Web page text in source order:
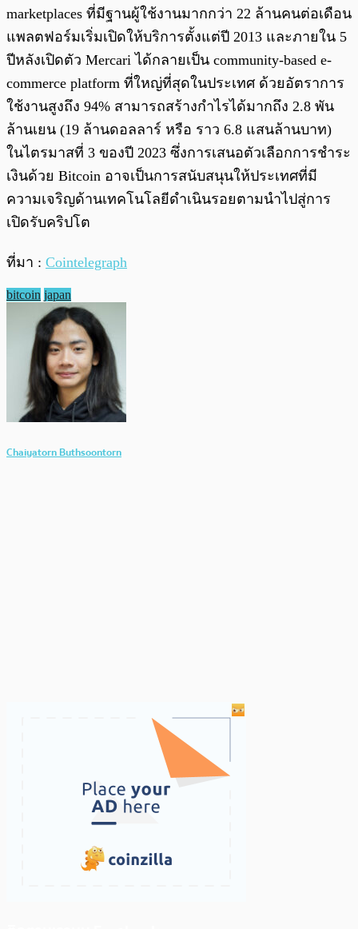
marketplaces ที่มีฐานผู้ใช้งานมากกว่า 22 ล้านคนต่อเดือน
แพลตฟอร์มเริ่มเปิดให้บริการตั้งแต่ปี 2013 และภายใน 5
ปีหลังเปิดตัว Mercari ได้กลายเป็น community-based e-
commerce platform ที่ใหญ่ที่สุดในประเทศ ด้วยอัตราการ
ใช้งานสูงถึง 94% สามารถสร้างกำไรได้มากถึง 2.8 พัน
ล้านเยน (19 ล้านดอลลาร์ หรือ ราว 6.8 แสนล้านบาท)
ในไตรมาสที่ 3 ของปี 2023 ซึ่งการเสนอตัวเลือกการชำระ
เงินด้วย Bitcoin อาจเป็นการสนับสนุนให้ประเทศที่มี
ความเจริญด้านเทคโนโลยีดำเนินรอยตามนำไปสู่การ
เปิดรับคริปโต
ที่มา : Cointelegraph
bitcoin japan
Chaiyatorn Buthsoontorn